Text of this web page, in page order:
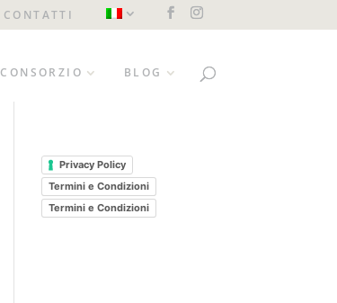
CONTATTI
CONSORZIO BLOG
Privacy Policy
Termini e Condizioni
Termini e Condizioni